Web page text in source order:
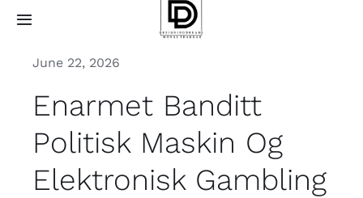
content
Toggle
About
Projects
June 22, 2026
Enarmet Banditt
Politisk Maskin Og
Elektronisk Gambling